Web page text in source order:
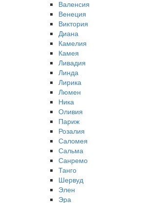
Валенсия
Венеция
Виктория
Диана
Камелия
Камея
Ливадия
Линда
Лирика
Люмен
Ника
Оливия
Париж
Розалия
Саломея
Сальма
Санремо
Танго
Шервуд
Элен
Эра